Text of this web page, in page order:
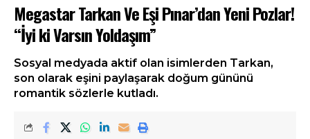
Megastar Tarkan Ve Eşi Pınar’dan Yeni Pozlar!
“İyi ki Varsın Yoldaşım”
Sosyal medyada aktif olan isimlerden Tarkan,
son olarak eşini paylaşarak doğum gününü
romantik sözlerle kutladı.